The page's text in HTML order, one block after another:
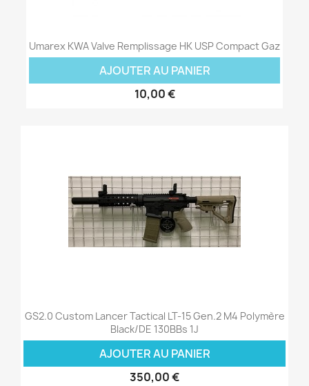
Umarex KWA Valve Remplissage HK USP Compact Gaz
AJOUTER AU PANIER
10,00 €
GS2.0 Custom Lancer Tactical LT-15 Gen.2 M4 Polymère
Black/DE 130BBs 1J
AJOUTER AU PANIER
350,00 €